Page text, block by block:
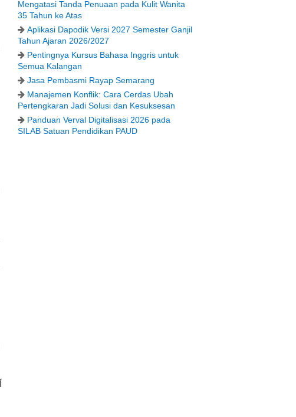
Mengatasi Tanda Penuaan pada Kulit Wanita
35 Tahun ke Atas
Aplikasi Dapodik Versi 2027 Semester Ganjil
Tahun Ajaran 2026/2027
Pentingnya Kursus Bahasa Inggris untuk
Semua Kalangan
Jasa Pembasmi Rayap Semarang
Manajemen Konflik: Cara Cerdas Ubah
Pertengkaran Jadi Solusi dan Kesuksesan
Panduan Verval Digitalisasi 2026 pada
SILAB Satuan Pendidikan PAUD